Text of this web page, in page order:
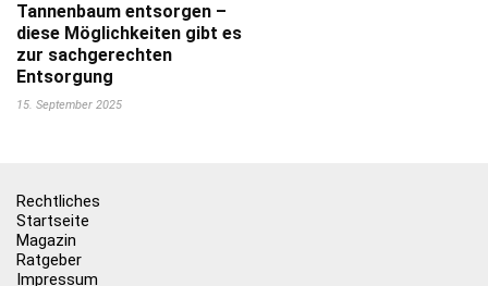
Tannenbaum entsorgen –
diese Möglichkeiten gibt es
zur sachgerechten
Entsorgung
15. September 2025
Rechtliches
Startseite
Magazin
Ratgeber
Impressum